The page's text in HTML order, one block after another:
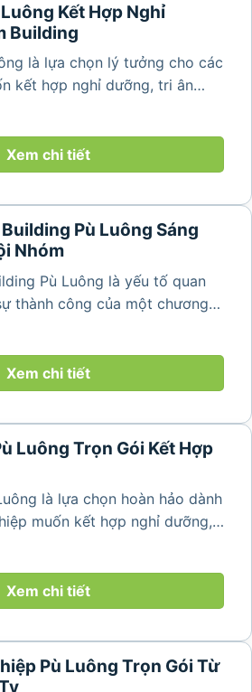
Kết Hợp Nghỉ
Building
là lựa chọn lý tưởng cho các
kết hợp nghỉ dưỡng, tri ân
tinh thần đồng đội trong
khí...
Xem chi tiết
Pù Luông Sáng
Nhóm
Pù Luông là yếu tố quan
thành công của một chương
Một kịch bản được xây
chỉ mang đến những phút
mà còn...
Xem chi tiết
Luông Trọn Gói Kết Hợp
là lựa chọn hoàn hảo dành
muốn kết hợp nghỉ dưỡng,
kết tập thể trong không gian
Xem chi tiết
Pù Luông Trọn Gói Từ